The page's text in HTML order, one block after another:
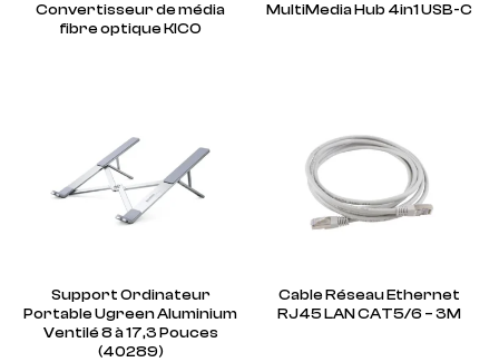
Convertisseur de média
fibre optique KICO
MultiMedia Hub 4in1 USB-C
Support Ordinateur
Portable Ugreen Aluminium
Ventilé 8 à 17,3 Pouces
(40289)
Cable Réseau Ethernet
RJ45 LAN CAT5/6 – 3M